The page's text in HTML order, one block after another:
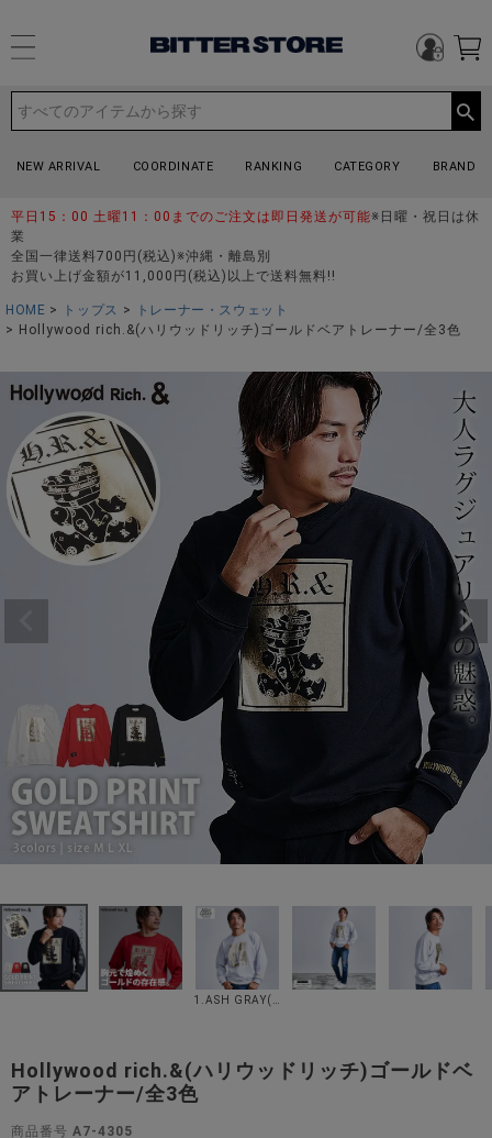
NEW ARRIVAL COORDINATE RANKING CATEGORY BRAND
平日15：00 土曜11：00までのご注文は即日発送が可能※日曜・祝日は休
業
全国一律送料700円(税込)※沖縄・離島別
お買い上げ金額が11,000円(税込)以上で送料無料!!
HOME トップス
トレーナー・スウェット
Hollywood rich.&(ハリウッドリッチ)ゴールドベアトレーナー/全3色
Hollywood rich.&(ハリウッドリッチ)ゴールドベ
アトレーナー/全3色
商品番号 A7-4305